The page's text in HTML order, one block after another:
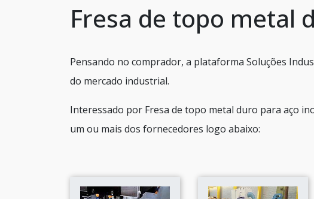
Fresa de topo metal
Pensando no comprador, a plataforma Soluções
do mercado industrial.
Interessado por Fresa de topo metal duro para aço
um ou mais dos fornecedores logo abaixo: